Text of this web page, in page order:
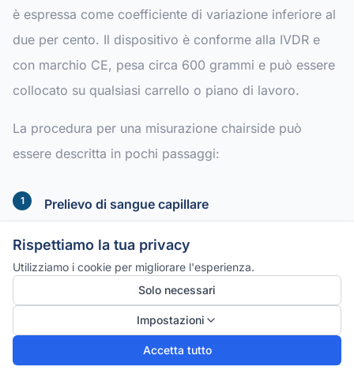
è espressa come coefficiente di variazione inferiore al
due per cento. Il dispositivo è conforme alla IVDR e
con marchio CE, pesa circa 600 grammi e può essere
collocato su qualsiasi carrello o piano di lavoro.
La procedura per una misurazione chairside può
essere descritta in pochi passaggi:
Prelievo di sangue capillare
parametro, sono necessari da 10 a 20 microlitri di
Applicazione del campione
– il sangue capillare viene applicato sulla cassetta
Rispettiamo la tua privacy
Utilizziamo i cookie per migliorare l'esperienza.
Solo necessari
Impostazioni
Accetta tutto